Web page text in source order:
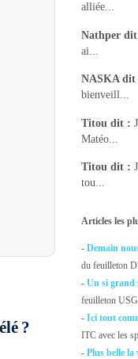
?
alliée...
Nathper
ai...
NASKAdit
bienveill...
Titou dit :
Matéo...
Titou dit :
tou...
Articles les
-Demain
du feuilleton
-Un si grand
feuilleton
-Ici tout
ITC avec les
- Plus belle la